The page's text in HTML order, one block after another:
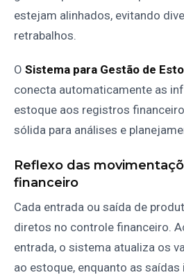
estejam alinhados, evitando
retrabalhos.
O Sistema para Gestão de
conecta automaticamente as
estoque aos registros
sólida para análises e
Reflexo das
financeiro
Cada entrada ou saída de
diretos no controle financeiro.
entrada, o sistema atualiza os
ao estoque, enquanto as